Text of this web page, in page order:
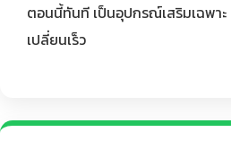
ตอนนี้ทันที เป็นอุปกรณ์เสริมเฉพาะ
เปลี่ยนเร็ว